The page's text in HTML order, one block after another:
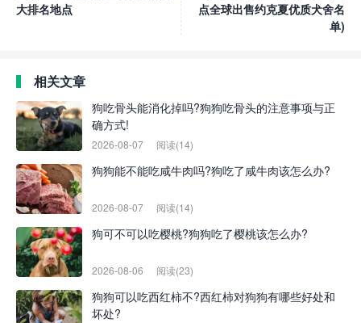
大排名地点
点全球出售约克夏优质犬舍名
单)
相关文章
狗吃骨头能消化掉吗?狗狗吃骨头的注意事项与正
确方式!
2026-08-07 阅读(14)
狗狗能不能吃咸牛肉吗?狗吃了咸牛肉该怎么办?
2026-08-07 阅读(14)
狗可不可以吃樱桃?狗狗吃了樱桃该怎么办?
2026-08-06 阅读(23)
狗狗可以吃西红柿不?西红柿对狗狗有哪些好处和
坏处?